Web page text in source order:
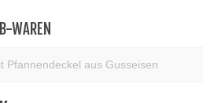
B-WAREN
Pfannendeckel aus Gusseisen